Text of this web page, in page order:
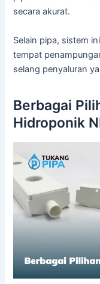
secara akurat.
Selain pipa, sistem
tempat
selang penyaluran
Berbagai
Hidroponik